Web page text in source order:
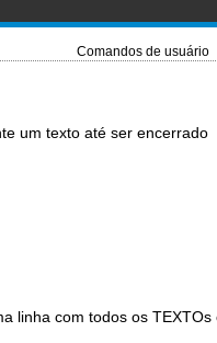
Comandos de usuário
um texto até ser encerrado
linha com todos os TEXTOs